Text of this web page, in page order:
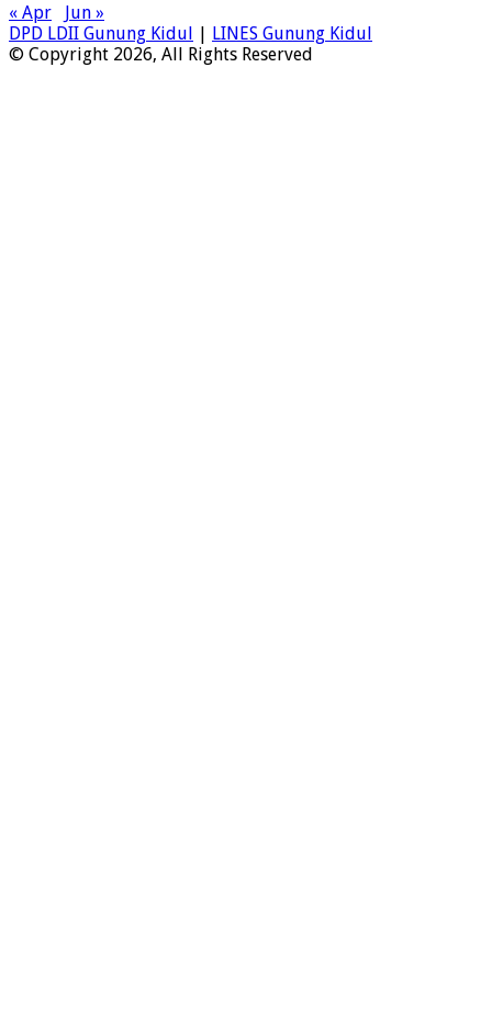
« Apr
Jun »
DPD LDII Gunung Kidul | LINES Gunung Kidul
© Copyright 2026, All Rights Reserved